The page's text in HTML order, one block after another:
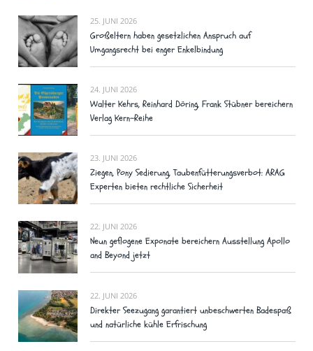
25. JUNI 2026
Großeltern haben gesetzlichen Anspruch auf
Umgangsrecht bei enger Enkelbindung
24. JUNI 2026
Walter Kehrs, Reinhard Döring, Frank Stübner bereichern
Verlag Kern-Reihe
23. JUNI 2026
Ziegen, Pony Sedierung, Taubenfütterungsverbot: ARAG
Experten bieten rechtliche Sicherheit
22. JUNI 2026
Neun geflogene Exponate bereichern Ausstellung Apollo
and Beyond jetzt
22. JUNI 2026
Direkter Seezugang garantiert unbeschwerten Badespaß
und natürliche kühle Erfrischung